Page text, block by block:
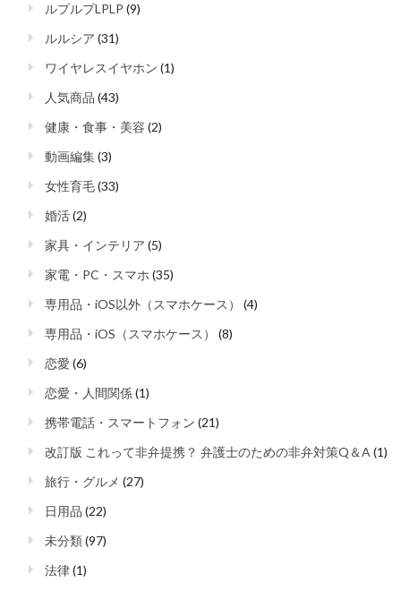
ルプルプLPLP (9)
ルルシア (31)
ワイヤレスイヤホン (1)
人気商品 (43)
健康・食事・美容 (2)
動画編集(3)
女性育毛(33)
婚活(2)
家具・インテリア (5)
家電・PC・スマホ (35)
専用品・iOS以外（スマホケース）
(4)
専用品・iOS（スマホケース）
(8)
恋愛 (6)
恋愛・人間関係(1)
携帯電話・スマートフォン (21)
改訂版 これって非弁提携？ 弁護士のための非弁対策Q＆A(1)
旅行・グルメ (27)
日用品 (22)
未分類(97)
法律(1)